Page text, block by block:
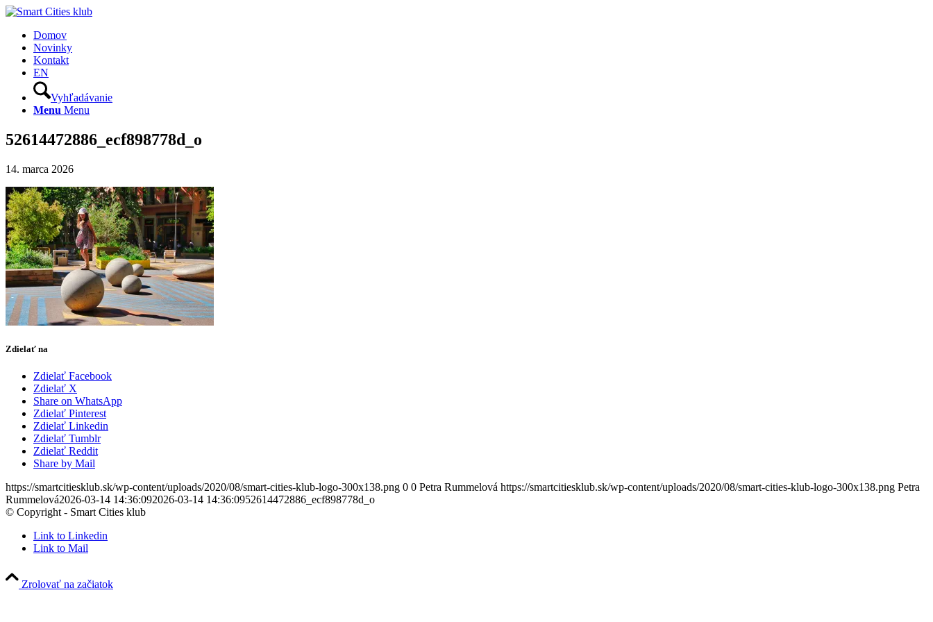
Domov
Novinky
Kontakt
EN
Vyhľadávanie
Menu Menu
52614472886_ecf898778d_o
14. marca 2026
Zdielať na
Zdielať Facebook
Zdielať X
Share on WhatsApp
Zdielať Pinterest
Zdielať Linkedin
Zdielať Tumblr
Zdielať Reddit
Share by Mail
https://smartcitiesklub.sk/wp-content/uploads/2020/08/smart-cities-klub-logo-300x138.png 0 0 Petra Rummelová https://smartcitiesklub.sk/wp-content/uploads/2020/08/smart-cities-klub-logo-300x138.png Petra
Rummelová2026-03-14 14:36:092026-03-14 14:36:0952614472886_ecf898778d_o
© Copyright - Smart Cities klub
Link to Linkedin
Link to Mail
Zrolovať na začiatok